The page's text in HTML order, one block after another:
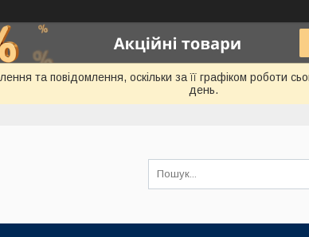
та повідомлення, оскільки за її графіком роботи
день.